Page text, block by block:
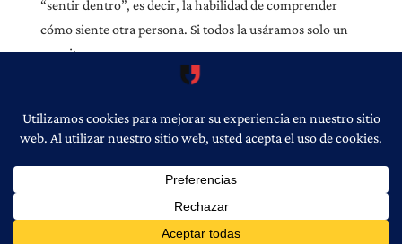
“sentir dentro”, es decir, la habilidad de comprender
cómo siente otra persona. Si todos la usáramos solo un
poquito...